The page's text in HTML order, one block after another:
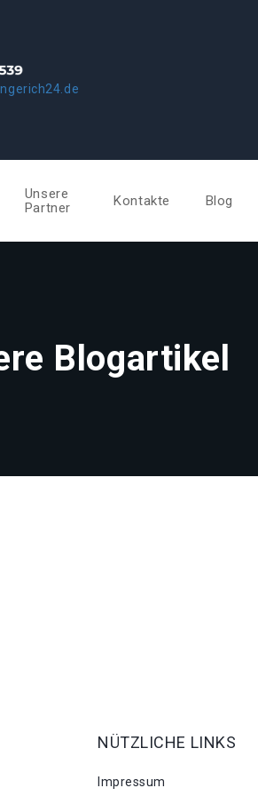
Unsere
Partner
Kontakte Blog
Blogartikel
NÜTZLICHE LINKS
Impressum